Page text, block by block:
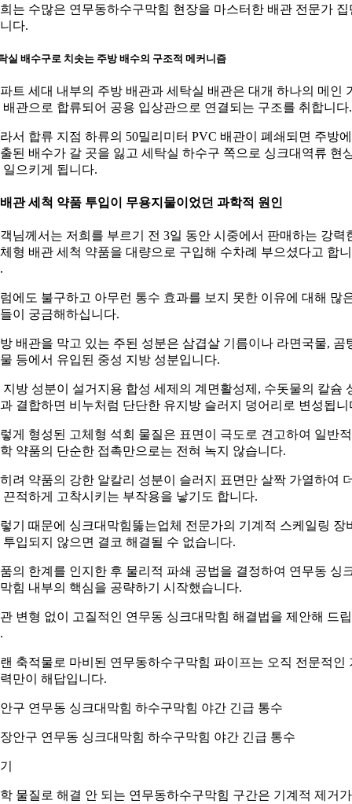
는 수많은 연무동하수구막힘 현장을 마스터한 배관 전문가 집
다.
실 배수구로 치솟는 주방 배수의 구조적 메커니즘
트 세대 내부의 주방 배관과 세탁실 배관은 대개 하나의 메인
배관으로 합류되어 공용 입상관으로 연결되는 구조를 취합니다.
서 합류 지점 하류의 50밀리미터 PVC 배관이 폐쇄되면 주방
된 배수가 갈 곳을 잃고 세탁실 하수구 쪽으로 싱크대역류 현
일으키게 됩니다.
관 세척 약품 투입이 무용지물이었던 과학적 원인
님께서는 저희를 부르기 전 3일 동안 시중에서 판매하는 강력
형 배관 세척 약품을 대량으로 구입해 수차례 부으셨다고 합니
에도 불구하고 아무런 통수 효과를 보지 못한 이유에 대해 많
이 궁금해하십니다.
배관을 막고 있는 주된 성분은 삼겹살 기름이나 라면국물, 곰
등에서 유입된 중성 지방 성분입니다.
지방 성분이 설거지용 합성 세제의 계면활성제, 수돗물의 칼슘
결합하면 비누처럼 단단한 유지방 슬러지 덩어리로 변성됩니
게 형성된 고체형 석회 물질은 표면이 극도로 견고하여 일반
약품의 단순한 접촉만으로는 전혀 녹지 않습니다.
려 약품의 강한 알칼리 성분이 슬러지 표면만 살짝 가열하여
끈적하게 고착시키는 부작용을 낳기도 합니다.
기 때문에 싱크대막힘뚫는업체 전문가의 기계적 스케일링 장
투입되지 않으면 결코 해결될 수 없습니다.
의 한계를 인지한 후 물리적 파쇄 공법을 결정하여 연무동 싱
힘 내부의 핵심을 공략하기 시작했습니다.
변형 없이 고질적인 연무동 싱크대막힘 해결법을 제안해 드
축적물로 마비된 연무동하수구막힘 파이프는 오직 전문적인
만이 해답입니다.
구 연무동 싱크대막힘 하수구막힘 야간 긴급 통수
물질로 해결 안 되는 연무동하수구막힘 구간은 기계적 제거가